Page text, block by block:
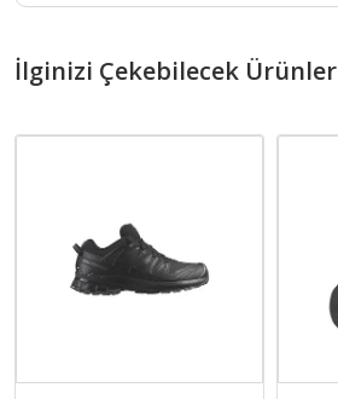
İlginizi Çekebilecek Ürünler